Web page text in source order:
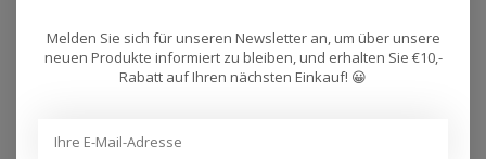
Melden Sie sich für unseren Newsletter an, um über unsere
neuen Produkte informiert zu bleiben, und erhalten Sie €10,-
Rabatt auf Ihren nächsten Einkauf! 😀